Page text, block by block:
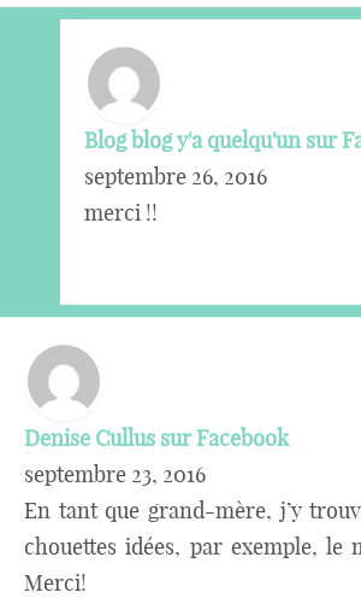
Blog blog y'a quelqu'un sur
septembre 26, 2016
merci !!
Denise Cullus sur Facebook
septembre 23, 2016
En tant que grand-mère, j’y
chouettes idées, par exemple, le
Merci!